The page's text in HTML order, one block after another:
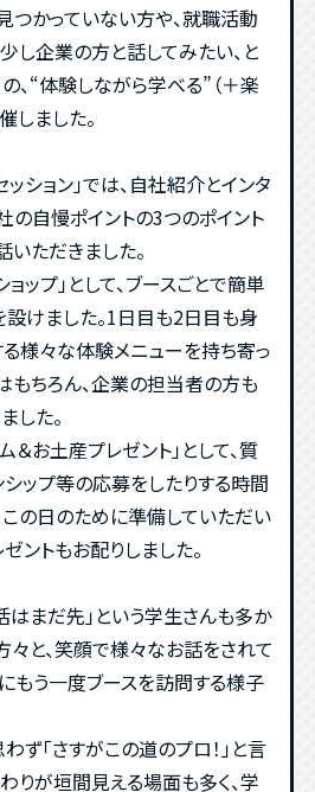
つかっていない方や、就職活動
し企業の方と話してみたい、と
、“体験しながら学べる”（＋楽
しました。
ション」では、自社紹介とインタ
の自慢ポイントの3つのポイント
いただきました。
ップ」として、ブースごとで簡単
けました。1日目も2日目も身
様々な体験メニューを持ち寄っ
もちろん、企業の担当者の方も
した。
お土産プレゼント」として、質
シップ等の応募をしたりする時間
この日のために準備していただい
ントもお配りしました。
はまだ先」という学生さんも多か
々と、笑顔で様々なお話をされて
もう一度ブースを訪問する様子
ず「さすがこの道のプロ！」と言
りが垣間見える場面も多く、学